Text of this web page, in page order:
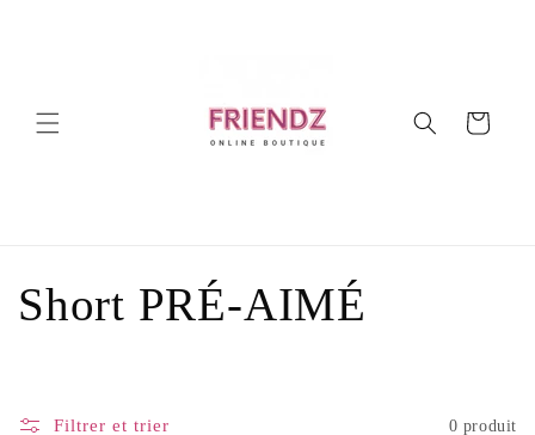
Panier
C
l
Short PRÉ-AIMÉ
Filtrer et trier 0 produit